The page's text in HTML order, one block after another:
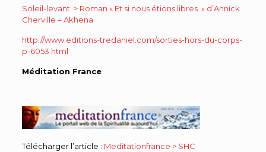
Soleil-levant > Roman « Et si nous étions libres » d’Annick
Cherville – Akhena
http://www.editions-tredaniel.com/sorties-hors-du-corps-
p-6053.html
Méditation France
Télécharger l’article : Meditationfrance > SHC